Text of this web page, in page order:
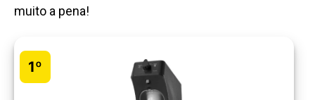
muito a pena!
1º